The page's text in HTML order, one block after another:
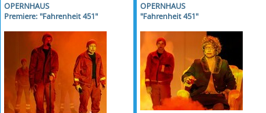
OPERNHAUS
Premiere: "Fahrenheit 451"
OPERNHAUS
"Fahrenheit 451"